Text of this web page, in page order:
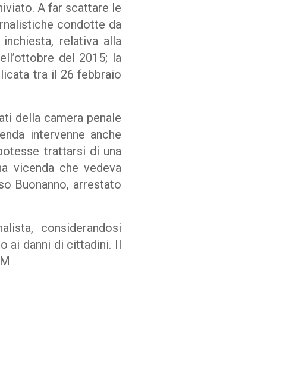
A far scattare le
condotte da
relativa alla
del 2015; la
tra il 26 febbraio
della camera penale
intervenne anche
trattarsi di una
vicenda che vedeva
Buonanno, arrestato
considerandosi
ai danni di cittadini. Il